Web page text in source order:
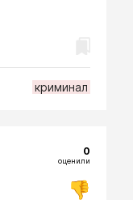
криминал
0
оценили